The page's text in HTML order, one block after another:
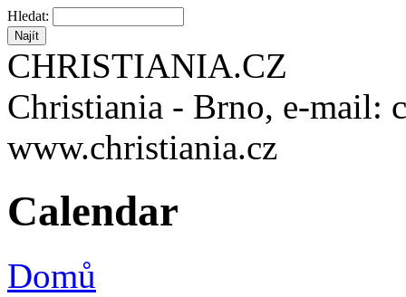
Hledat:
CHRISTIANIA.CZ
Christiania - Brno, e-mail:
www.christiania.cz
Calendar
Domů